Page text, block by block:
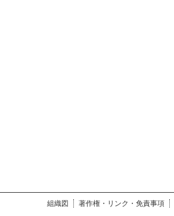
組織図 著作権・リンク・免責事項